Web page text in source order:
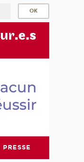
ur.e.s
PRESSE